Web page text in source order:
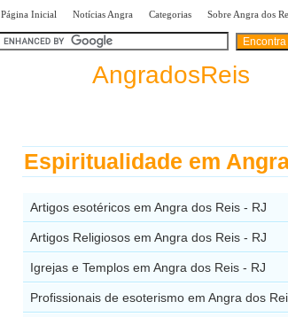
Página Inicial Notícias Angra Categorias Sobre Angra dos
AngradosReis
Espiritualidade em
Artigos esotéricos em Angra dos Reis - RJ
Artigos Religiosos em Angra dos Reis - RJ
Igrejas e Templos em Angra dos Reis - RJ
Profissionais de esoterismo em Angra dos